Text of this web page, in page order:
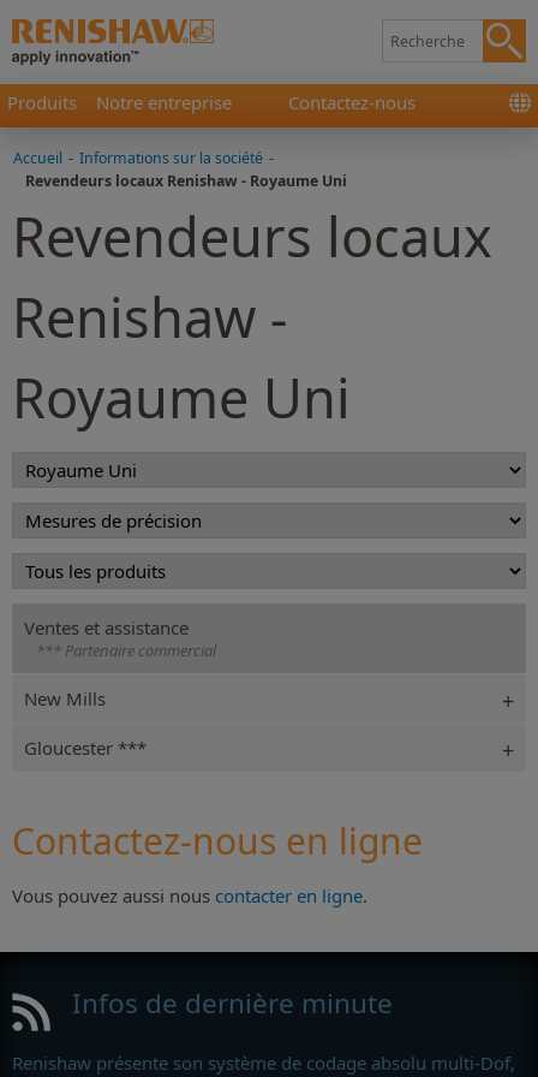
Produits Notre entreprise Contactez-nous
Accueil - Informations sur la société -
Revendeurs locaux Renishaw - Royaume Uni
Revendeurs locaux
Renishaw -
Royaume Uni
Ventes et assistance
*** Partenaire commercial
New Mills
Gloucester ***
Contactez-nous en ligne
Vous pouvez aussi nous contacter en ligne.
Infos de dernière minute
Renishaw présente son système de codage absolu multi-Dof,